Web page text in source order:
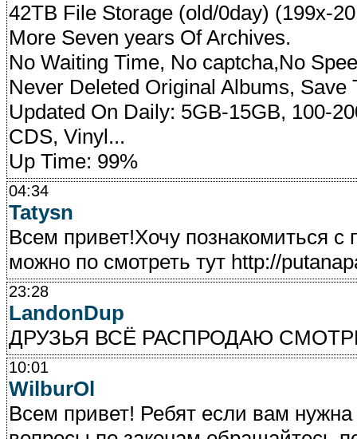
42TB File Storage (old/0day) (199x-
More Seven years Of Archives.
No Waiting Time, No captcha,No
Never Deleted Original Albums, Save
Updated On Daily: 5GB-15GB, 100-
CDS, Vinyl...
Up Time: 99%
04:34
Tatysn
Всем привет!Хочу познакомиться
можно по смотреть тут http://
23:28
LandonDup
ДРУЗЬЯ ВСЁ РАСПРОДАЮ
10:01
WilburOl
Всем привет! Ребят если вам